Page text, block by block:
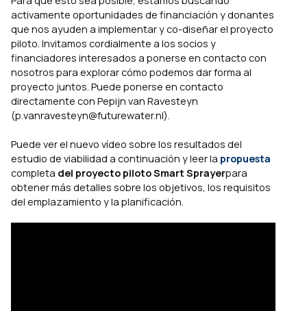
activamente oportunidades de financiación y donantes
que nos ayuden a implementar y co-diseñar el proyecto
piloto. Invitamos cordialmente a los socios y
financiadores interesados a ponerse en contacto con
nosotros para explorar cómo podemos dar forma al
proyecto juntos. Puede ponerse en contacto
directamente con Pepijn van Ravesteyn
(p.vanravesteyn@futurewater.nl).
Puede ver el nuevo vídeo sobre los resultados del
estudio de viabilidad a continuación y leer la propuesta
completa del proyecto piloto Smart Sprayerpara
obtener más detalles sobre los objetivos, los requisitos
del emplazamiento y la planificación.